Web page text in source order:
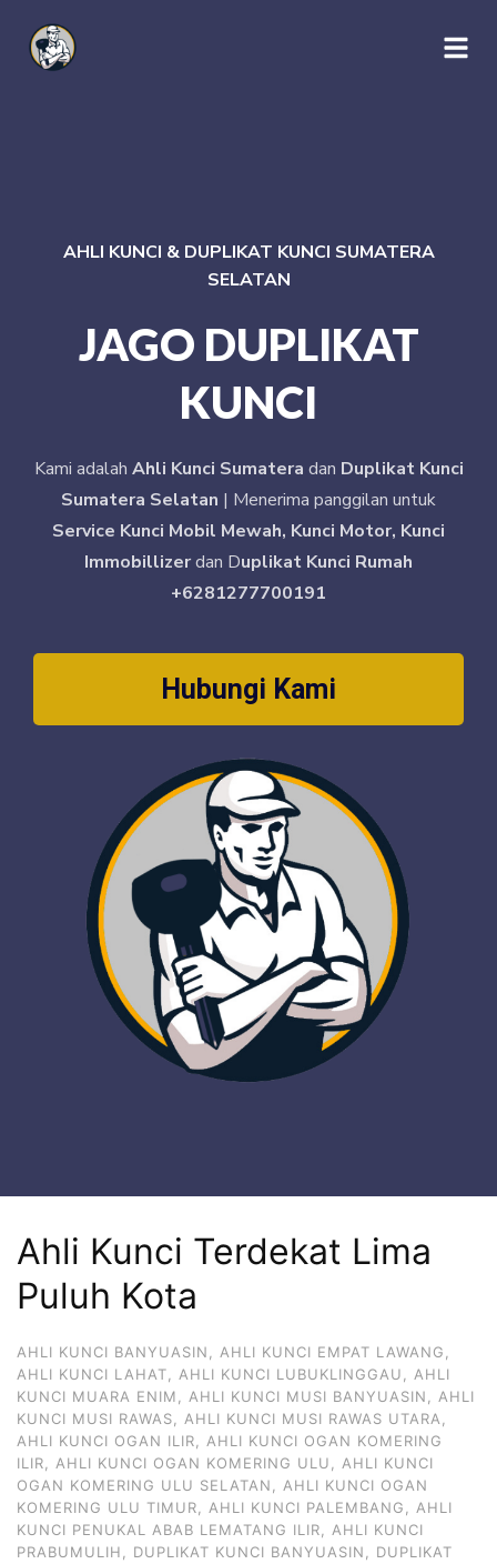
AHLI KUNCI & DUPLIKAT KUNCI SUMATERA
SELATAN
JAGO DUPLIKAT
KUNCI
Kami adalah Ahli Kunci Sumatera dan Duplikat Kunci
Sumatera Selatan | Menerima panggilan untuk
Service Kunci Mobil Mewah, Kunci Motor, Kunci
Immobillizerdan Duplikat Kunci Rumah
+6281277700191
Hubungi Kami
Ahli Kunci Terdekat Lima
Puluh Kota
AHLI KUNCI BANYUASIN, AHLI KUNCI EMPAT LAWANG,
AHLI KUNCI LAHAT, AHLI KUNCI LUBUKLINGGAU, AHLI
KUNCI MUARA ENIM, AHLI KUNCI MUSI BANYUASIN, AHLI
KUNCI MUSI RAWAS, AHLI KUNCI MUSI RAWAS UTARA,
AHLI KUNCI OGAN ILIR, AHLI KUNCI OGAN KOMERING
ILIR, AHLI KUNCI OGAN KOMERING ULU, AHLI KUNCI
OGAN KOMERING ULU SELATAN, AHLI KUNCI OGAN
KOMERING ULU TIMUR, AHLI KUNCI PALEMBANG, AHLI
KUNCI PENUKAL ABAB LEMATANG ILIR, AHLI KUNCI
PRABUMULIH, DUPLIKAT KUNCI BANYUASIN, DUPLIKAT